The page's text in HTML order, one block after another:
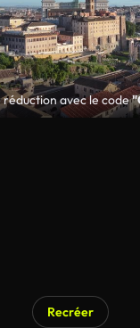
réduction avec le code
Recréer